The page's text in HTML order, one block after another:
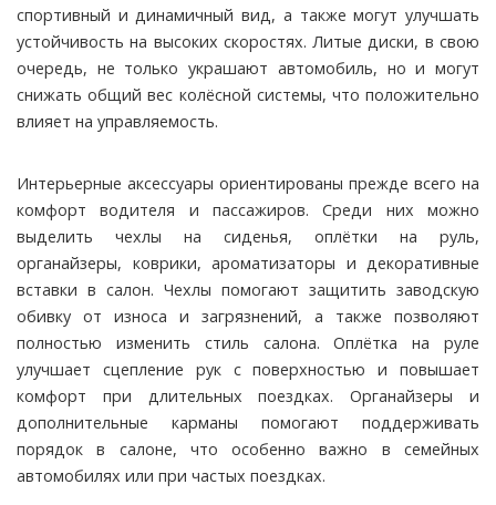
спортивный и динамичный вид, а также могут улучшать
устойчивость на высоких скоростях. Литые диски, в свою
очередь, не только украшают автомобиль, но и могут
снижать общий вес колёсной системы, что положительно
влияет на управляемость.
Интерьерные аксессуары ориентированы прежде всего на
комфорт водителя и пассажиров. Среди них можно
выделить чехлы на сиденья, оплётки на руль,
органайзеры, коврики, ароматизаторы и декоративные
вставки в салон. Чехлы помогают защитить заводскую
обивку от износа и загрязнений, а также позволяют
полностью изменить стиль салона. Оплётка на руле
улучшает сцепление рук с поверхностью и повышает
комфорт при длительных поездках. Органайзеры и
дополнительные карманы помогают поддерживать
порядок в салоне, что особенно важно в семейных
автомобилях или при частых поездках.